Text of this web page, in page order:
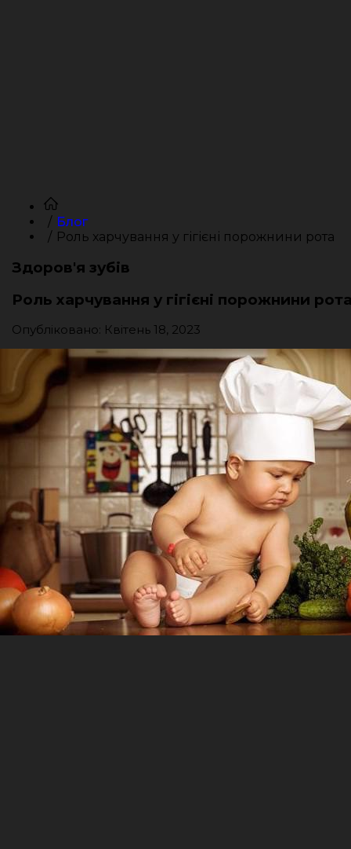
Блог
Роль харчування у гігієні порожнини рота
Здоров'я зубів
Роль харчування у гігієні порожнини
Опубліковано: Квітень 18, 2023